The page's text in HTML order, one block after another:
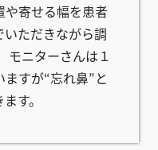
や寄せる幅を患者
ただきながら調
モニターさんは１
すが“忘れ鼻”と
す。